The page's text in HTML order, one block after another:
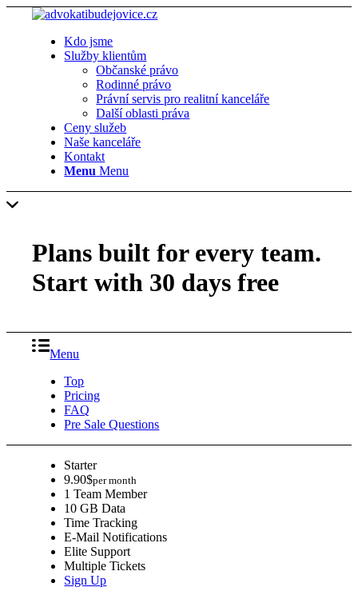
Kdo jsme
Služby klientům
Občanské právo
Rodinné právo
Právní servis pro realitní kanceláře
Další oblasti práva
Ceny služeb
Naše kanceláře
Kontakt
Menu Menu
Plans built for every team.
Start with 30 days free
Menu
Top
Pricing
FAQ
Pre Sale Questions
Starter
9.90$per month
1 Team Member
10 GB Data
Time Tracking
E-Mail Notifications
Elite Support
Multiple Tickets
Sign Up